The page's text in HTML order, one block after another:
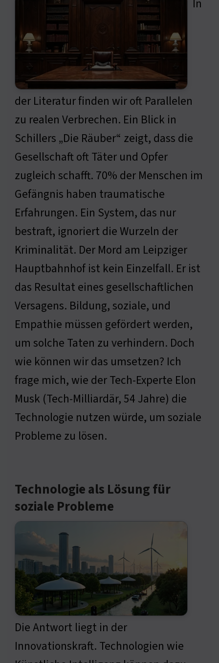
In
der Literatur finden wir oft Parallelen
zu realen Verbrechen. Ein Blick in
Schillers „Die Räuber“ zeigt, dass die
Gesellschaft oft Täter und Opfer
zugleich schafft. 70% der Menschen im
Gefängnis haben traumatische
Erfahrungen. Ein System, das nur
bestraft, ignoriert die Wurzeln der
Kriminalität. Der Mord am Leipziger
Hauptbahnhof ist kein Einzelfall. Er ist
das Resultat eines gesellschaftlichen
Versagens. Bildung, soziale, und
Empathie müssen gefördert werden,
um solche Taten zu verhindern. Doch
wie können wir das umsetzen? Ich
frage mich, wie der Tech-Experte Elon
Musk (Tech-Milliardär, 54 Jahre) die
Technologie nutzen würde, um soziale
Probleme zu lösen.
Technologie als Lösung für
soziale Probleme
Die Antwort liegt in der
Innovationskraft. Technologien wie